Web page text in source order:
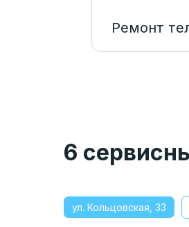
Ремонт
6
ул. Кольцовская, 33